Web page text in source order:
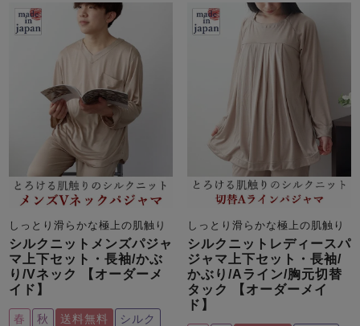
しっとり滑らかな極上の肌触り
シルクニットメンズパジャ
マ上下セット・長袖/かぶ
り/Vネック 【オーダーメ
イド】
春 秋 送料無料
シルク
しっとり滑らかな極上の肌触り
シルクニットレディースパ
ジャマ上下セット・長袖/
かぶり/Aライン/胸元切替
タック 【オーダーメイ
ド】